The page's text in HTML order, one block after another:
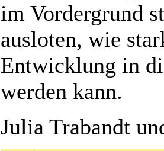
im Vordergrund
ausloten, wie
Entwicklung in
werden kann.
Julia Trabandt